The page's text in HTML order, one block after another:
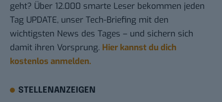
geht? Über 12.000 smarte Leser bekommen jeden
Tag UPDATE, unser Tech-Briefing mit den
wichtigsten News des Tages – und sichern sich
damit ihren Vorsprung. Hier kannst du dich
kostenlos anmelden.
STELLENANZEIGEN